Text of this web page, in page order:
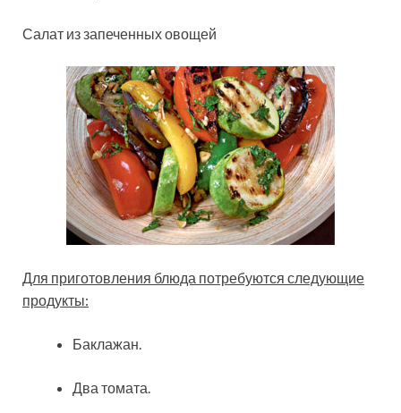
Салат из запеченных овощей
Для приготовления блюда потребуются следующие
продукты:
Баклажан.
Два томата.